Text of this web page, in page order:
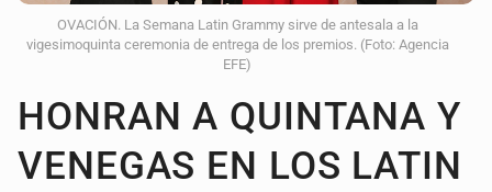
OVACIÓN. La Semana Latin Grammy sirve de antesala a la
vigesimoquinta ceremonia de entrega de los premios. (Foto: Agencia
EFE)
HONRAN A QUINTANA Y
VENEGAS EN LOS LATIN